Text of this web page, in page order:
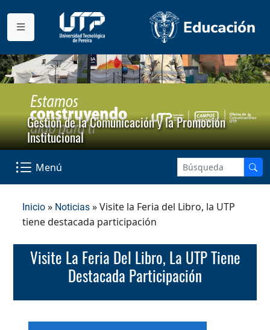
Gestión de la Comunicación y la Promoción
Institucional
Menú
Inicio » Noticias » Visite la Feria del Libro, la UTP
tiene destacada participación
Visite La Feria Del Libro, La UTP Tiene
Destacada Participación